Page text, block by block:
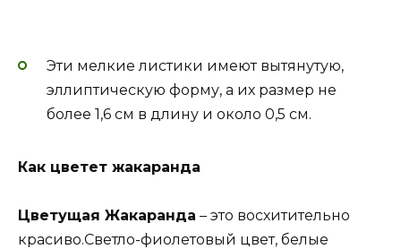
Эти мелкие листики имеют вытянутую,
эллиптическую форму, а их размер не
более 1,6 см в длину и около 0,5 см.
Как цветет жакаранда
Цветущая Жакаранда – это восхитительно
красиво.Светло-фиолетовый цвет, белые